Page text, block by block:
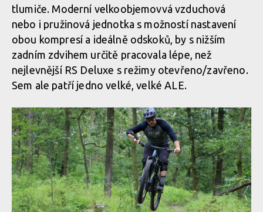
tlumiče. Moderní velkoobjemovvá vzduchová
nebo i pružinová jednotka s možností nastavení
obou kompresí a ideálně odskoků, by s nižším
zadním zdvihem určitě pracovala lépe, než
nejlevnější RS Deluxe s režimy otevřeno/zavřeno.
Sem ale patří jedno velké, velké ALE.